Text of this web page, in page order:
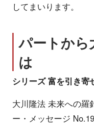
してまいります。
パートから
は
シリーズ 富を引き寄
大川隆法 未来への羅
ー・メッセージ